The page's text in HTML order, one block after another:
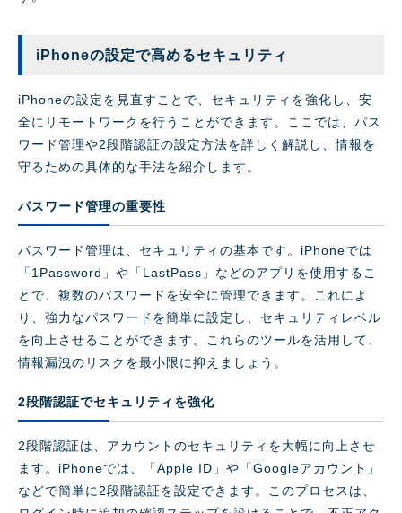
iPhoneの設定で高めるセキュリティ
iPhoneの設定を見直すことで、セキュリティを強化し、安
全にリモートワークを行うことができます。ここでは、パス
ワード管理や2段階認証の設定方法を詳しく解説し、情報を
守るための具体的な手法を紹介します。
パスワード管理の重要性
パスワード管理は、セキュリティの基本です。iPhoneでは
「1Password」や「LastPass」などのアプリを使用するこ
とで、複数のパスワードを安全に管理できます。これによ
り、強力なパスワードを簡単に設定し、セキュリティレベル
を向上させることができます。これらのツールを活用して、
情報漏洩のリスクを最小限に抑えましょう。
2段階認証でセキュリティを強化
2段階認証は、アカウントのセキュリティを大幅に向上させ
ます。iPhoneでは、「Apple ID」や「Googleアカウント」
などで簡単に2段階認証を設定できます。このプロセスは、